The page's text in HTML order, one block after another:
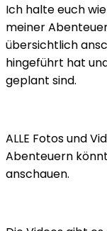
Ich halte euch
meiner
übersichtlich
hingeführt hat
geplant sind.
ALLE Fotos und
Abenteuern
anschauen.